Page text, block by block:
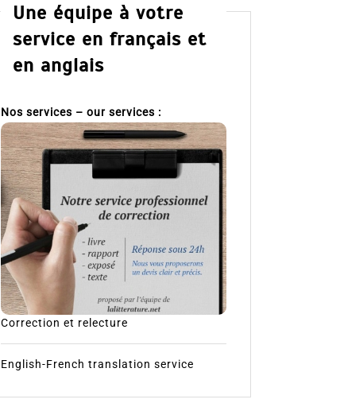
Une équipe à votre
service en français et
en anglais
Nos services – our services :
Correction et relecture
English-French translation service